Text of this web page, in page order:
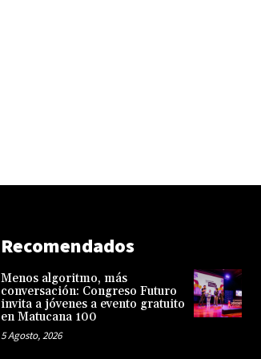
Recomendados
Menos algoritmo, más
conversación: Congreso Futuro
invita a jóvenes a evento gratuito
en Matucana 100
5 Agosto, 2026